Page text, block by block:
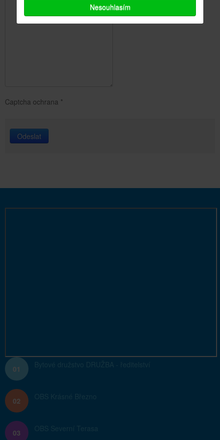
Captcha ochrana *
Odeslat
01
02
03
Nesouhlasím